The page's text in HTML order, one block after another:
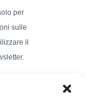
per
sulle
il